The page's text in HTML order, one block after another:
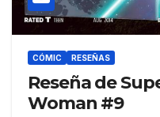
CÓMIC RESEÑAS
Reseña de
Woman #9